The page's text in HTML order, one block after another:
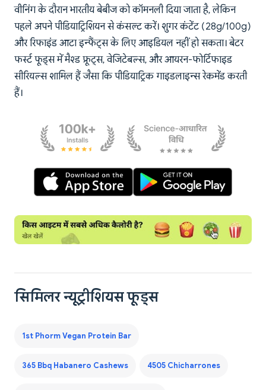
वीनिंग के दौरान भारतीय बेबीज को कॉमनली दिया जाता है, लेकिन
पहले अपने पीडियाट्रिशियन से कंसल्ट करें। शुगर कंटेंट (28g/100g)
और रिफाइंड आटा इन्फैंट्स के लिए आइडियल नहीं हो सकता। बेटर
फर्स्ट फूड्स में मैश्ड फ्रूट्स, वेजिटेबल्स, और आयरन-फोर्टिफाइड
सीरियल्स शामिल हैं जैसा कि पीडियाट्रिक गाइडलाइन्स रेकमेंड करती
हैं।
सिमिलर न्यूट्रीशियस फूड्स
1st Phorm Vegan Protein Bar
365 Bbq Habanero Cashews 4505 Chicharrones